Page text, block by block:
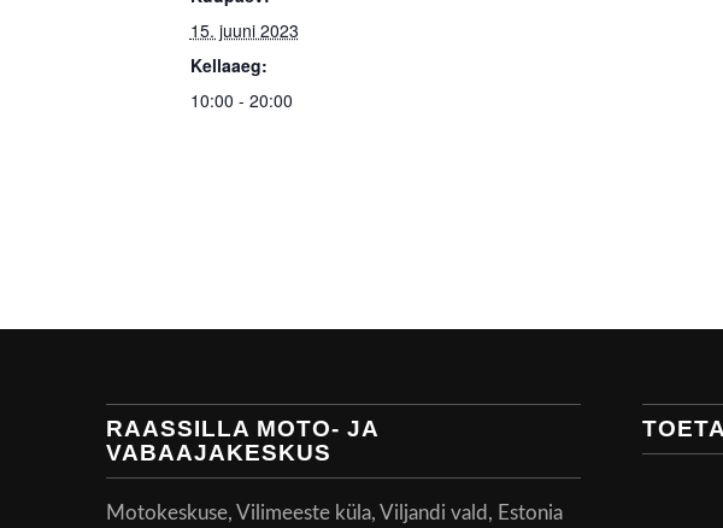
15. juuni 2023
Kellaaeg:
10:00 - 20:00
RAASSILLA MOTO- JA
VABAAJAKESKUS
Motokeskuse, Vilimeeste küla, Viljandi vald, Estonia